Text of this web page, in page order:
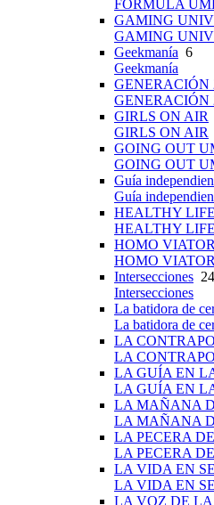
FÓRMULA
GAMING
GAMING
Geekmanía 6
Geekmanía
GENERACIÓN
GENERACIÓN
GIRLS ON AIR
GIRLS ON AIR
GOING OUT
GOING OUT
Guía
Guía
HEALTHY LIFE
HEALTHY LIFE
HOMO
HOMO
Intersecciones 24
Intersecciones
La batidora de
La batidora de
LA
LA
LA GUÍA EN
LA GUÍA EN
LA MAÑANA
LA MAÑANA
LA PECERA
LA PECERA
LA VIDA EN
LA VIDA EN
LA VOZ DE